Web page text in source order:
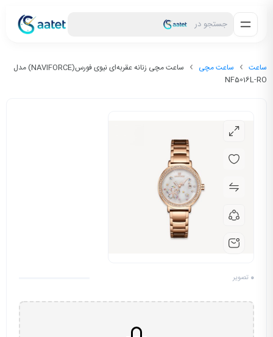
جستجو در
ساعت ساعت مچی
ساعت مچی زنانه عقربه‌ای نیوی فورس(NAVIFORCE) مدل
NF5016L-RO
0 تصویر